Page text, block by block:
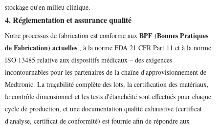
stockage qu'en milieu clinique.
4. Réglementation et assurance qualité
Notre processus de fabrication est conforme aux BPF (Bonnes Pratiques
de Fabrication) actuelles , à la norme FDA 21 CFR Part 11 et à la norme
ISO 13485 relative aux dispositifs médicaux – des exigences
incontournables pour les partenaires de la chaîne d'approvisionnement de
Medtronic. La traçabilité complète des lots, la certification des matériaux,
le contrôle dimensionnel et les tests d'étanchéité sont effectués pour chaque
cycle de production, et une documentation qualité exhaustive (certificat
d'analyse, certificat de conformité) est fournie afin de répondre aux